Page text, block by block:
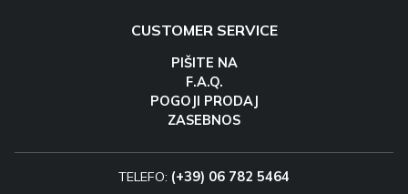
CUSTOMER SERVICE
PIŠITE NA
F.A.Q.
POGOJI PRODAJ
ZASEBNOS
TELEFO: (+39) 06 782 5464